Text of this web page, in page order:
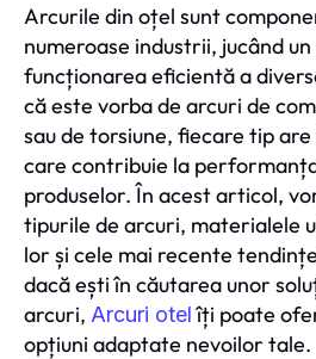
Arcurile din oțel sunt
numeroase industrii, jucând
funcționarea eficientă a
că este vorba de arcuri de
sau de torsiune, fiecare tip
care contribuie la
produselor. În acest articol,
tipurile de arcuri, materialele
lor și cele mai recente
dacă ești în căutarea unor
arcuri, Arcuri otelîți poate
opțiuni adaptate nevoilor tale.